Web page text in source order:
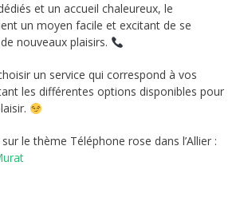
et un accueil chaleureux, le
un moyen facile et excitant de se
nouveaux plaisirs.
un service qui correspond à vos
les différentes options disponibles pour
le thème Téléphone rose dans l’Allier :